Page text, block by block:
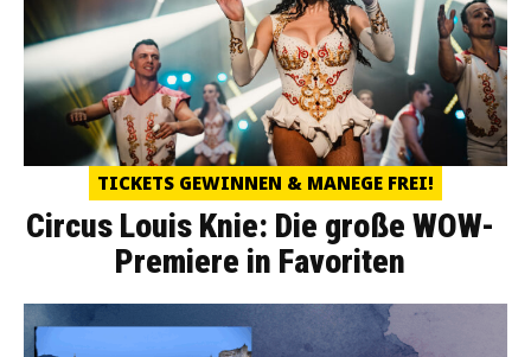
TICKETS GEWINNEN & MANEGE FREI!
Circus Louis Knie: Die große WOW-
Premiere in Favoriten